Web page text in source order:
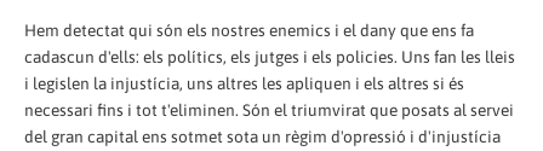
Hem detectat qui són els nostres enemics i el dany que ens fa
cadascun d'ells: els polítics, els jutges i els policies. Uns fan les lleis
i legislen la injustícia, uns altres les apliquen i els altres si és
necessari fins i tot t'eliminen. Són el triumvirat que posats al servei
del gran capital ens sotmet sota un règim d'opressió i d'injustícia